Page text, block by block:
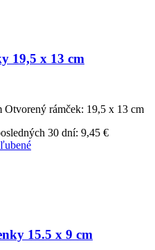
19,5 x 13 cm
rámček: 19,5 x 13 cm
30 dní: 9,45 €
15.5 x 9 cm